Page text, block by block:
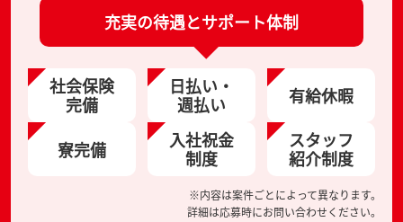
充実の待遇とサポート体制
社会保険
完備
日払い・
週払い 有給休暇
寮完備 入社祝金
制度
スタッフ
紹介制度
※内容は案件ごとによって異なります。
詳細は応募時にお問い合わせください。